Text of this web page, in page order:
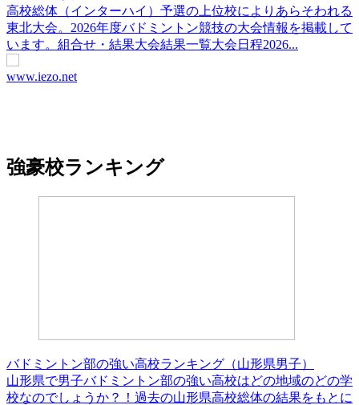
高校総体（インターハイ）予選の上位校によりあらそわれる
東北大会。2026年度バドミントン競技の大会情報を掲載して
います。組合せ・結果大会結果一覧大会日程2026...
www.iezo.net
強豪校ランキング
バドミントン部の強い高校ランキング（山形県男子）
山形県で男子バドミントン部の強い高校はどの地域のどの学
校なのでしょうか？！過去の山形県高校総体の結果をもとに